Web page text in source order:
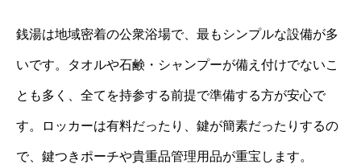
銭湯は地域密着の公衆浴場で、最もシンプルな設備が多
いです。タオルや石鹸・シャンプーが備え付けでないこ
とも多く、全てを持参する前提で準備する方が安心で
す。ロッカーは有料だったり、鍵が簡素だったりするの
で、鍵つきポーチや貴重品管理用品が重宝します。